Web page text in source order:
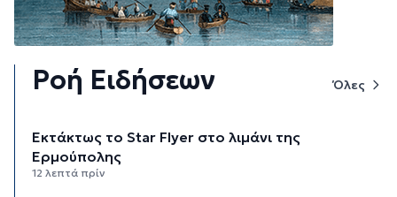
Ροή Ειδήσεων Όλες
Εκτάκτως το Star Flyer στο λιμάνι της
Ερμούπολης
12 λεπτά πρίν